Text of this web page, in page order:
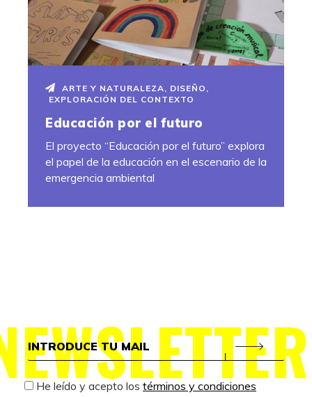
ARTE Y NATURALEZA DISEÑO
EXPLORACIÓN DEL CONTEXTO
Educación por el futuro
El proyecto “Educación por el futuro” explora
el papel de la educación en el escenario de la
emergencia ambiental
He leído y acepto los términos y condiciones